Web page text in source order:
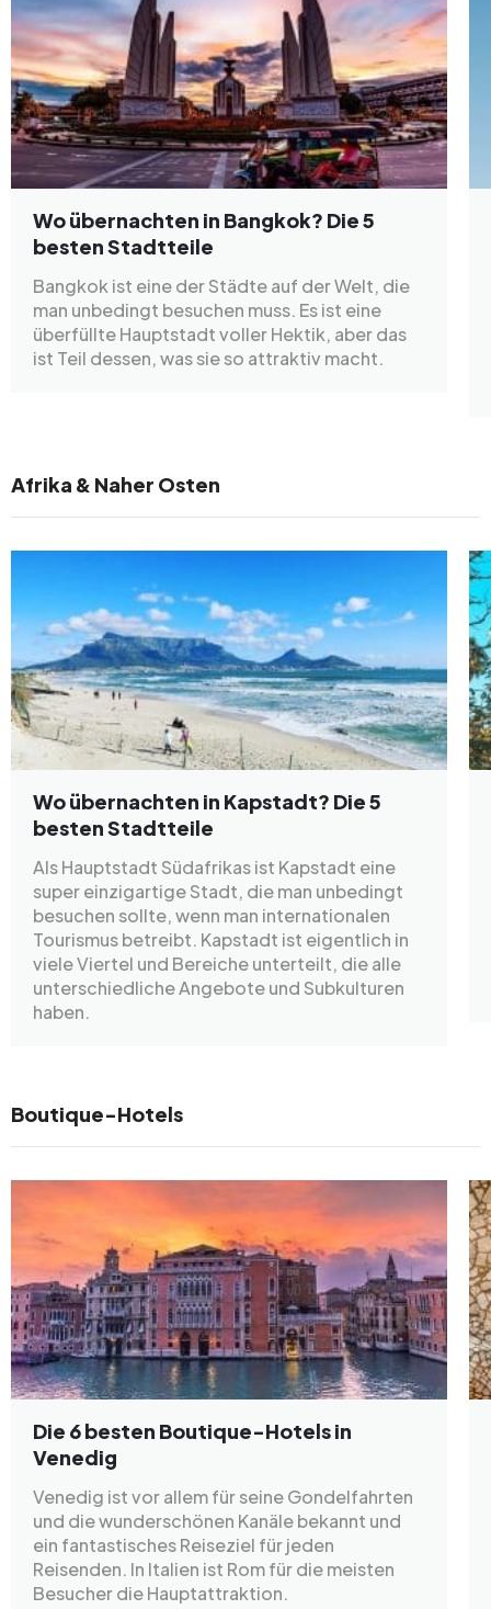
Wo übernachten in Bangkok? Die 5
besten Stadtteile
Bangkok ist eine der Städte auf der Welt, die
man unbedingt besuchen muss. Es ist eine
überfüllte Hauptstadt voller Hektik, aber das
ist Teil dessen, was sie so attraktiv macht.
Afrika & Naher Osten
Wo übernachten in Kapstadt? Die 5
besten Stadtteile
Als Hauptstadt Südafrikas ist Kapstadt eine
super einzigartige Stadt, die man unbedingt
besuchen sollte, wenn man internationalen
Tourismus betreibt. Kapstadt ist eigentlich in
viele Viertel und Bereiche unterteilt, die alle
unterschiedliche Angebote und Subkulturen
haben.
Boutique-Hotels
Die 6 besten Boutique-Hotels in
Venedig
Venedig ist vor allem für seine Gondelfahrten
und die wunderschönen Kanäle bekannt und
ein fantastisches Reiseziel für jeden
Reisenden. In Italien ist Rom für die meisten
Besucher die Hauptattraktion.